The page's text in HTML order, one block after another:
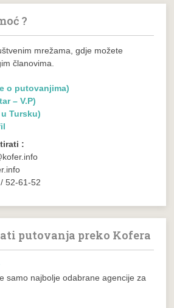
?
mrežama, gdje možete
članovima.
o putovanjima)
– V.P)
Tursku)
:
52-61-52
putovanja preko Kofera
samo najbolje odabrane agencije za